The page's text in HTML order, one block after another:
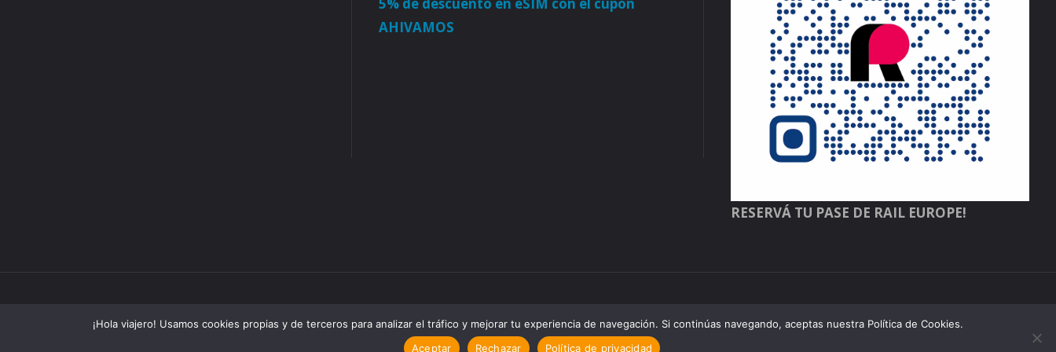
5% de descuento en eSIM con el cupón
AHIVAMOS
RESERVÁ TU PASE DE RAIL EUROPE!
¡Hola viajero! Usamos cookies propias y de terceros para analizar el tráfico y mejorar tu experiencia de navegación. Si continúas navegando, aceptas nuestra Política de Cookies.
Aceptar
Rechazar Política de privacidad